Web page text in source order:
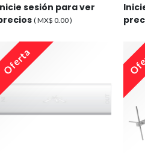
sesión para ver
( MX$ 0.00)
Oferta